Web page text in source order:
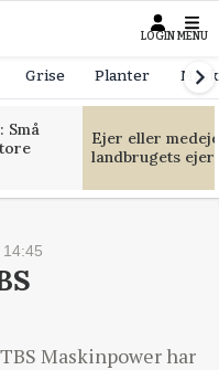
LOGIN MENU
Grise Planter
Små
Ejer eller
landbrugets
Maskinpower har